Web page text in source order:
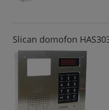
Slican domofon